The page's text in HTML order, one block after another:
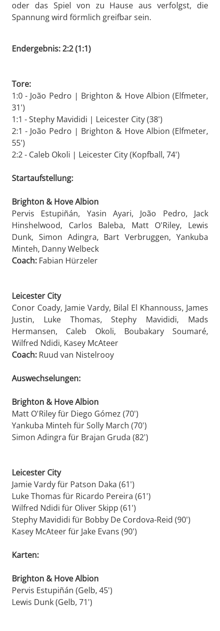
oder das Spiel von zu Hause aus verfolgst, die
Spannung wird förmlich greifbar sein.
Endergebnis: 2:2 (1:1)
Tore:
1:0 - João Pedro | Brighton & Hove Albion (Elfmeter,
31')
1:1 - Stephy Mavididi | Leicester City (38')
2:1 - João Pedro | Brighton & Hove Albion (Elfmeter,
55')
2:2 - Caleb Okoli | Leicester City (Kopfball, 74')
Startaufstellung:
Brighton & Hove Albion
Pervis Estupiñán, Yasin Ayari, João Pedro, Jack
Hinshelwood, Carlos Baleba, Matt O'Riley, Lewis
Dunk, Simon Adingra, Bart Verbruggen, Yankuba
Minteh, Danny Welbeck
Coach: Fabian Hürzeler
Leicester City
Conor Coady, Jamie Vardy, Bilal El Khannouss, James
Justin, Luke Thomas, Stephy Mavididi, Mads
Hermansen, Caleb Okoli, Boubakary Soumaré,
Wilfred Ndidi, Kasey McAteer
Coach: Ruud van Nistelrooy
Auswechselungen:
Brighton & Hove Albion
Matt O'Riley für Diego Gómez (70')
Yankuba Minteh für Solly March (70')
Simon Adingra für Brajan Gruda (82')
Leicester City
Jamie Vardy für Patson Daka (61')
Luke Thomas für Ricardo Pereira (61')
Wilfred Ndidi für Oliver Skipp (61')
Stephy Mavididi für Bobby De Cordova-Reid (90')
Kasey McAteer für Jake Evans (90')
Karten:
Brighton & Hove Albion
Pervis Estupiñán (Gelb, 45')
Lewis Dunk (Gelb, 71')